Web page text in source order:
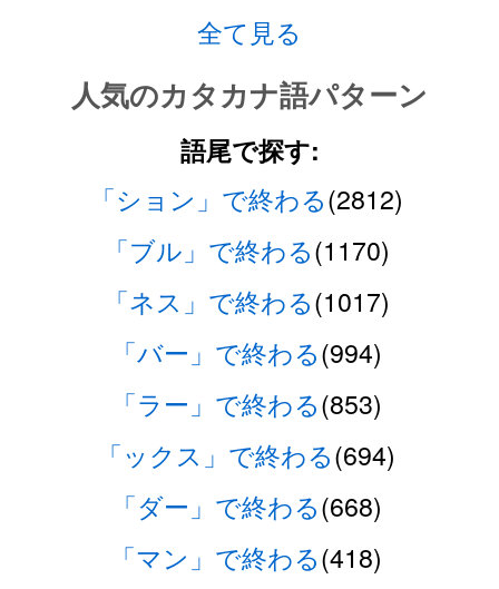
全て見る
人気のカタカナ語パターン
語尾で探す:
「ション」で終わる(2812)
「ブル」で終わる(1170)
「ネス」で終わる(1017)
「バー」で終わる(994)
「ラー」で終わる(853)
「ックス」で終わる(694)
「ダー」で終わる(668)
「マン」で終わる(418)